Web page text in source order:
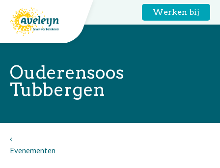
Werken bij
Ouderensoos
Tubbergen
Evenementen